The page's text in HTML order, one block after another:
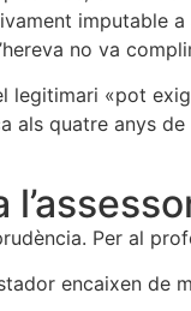
imputable
no va
«pot
als quatre anys
Per al
encaixen de